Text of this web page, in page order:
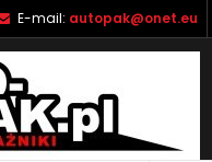
E-mail: autopak@onet.eu